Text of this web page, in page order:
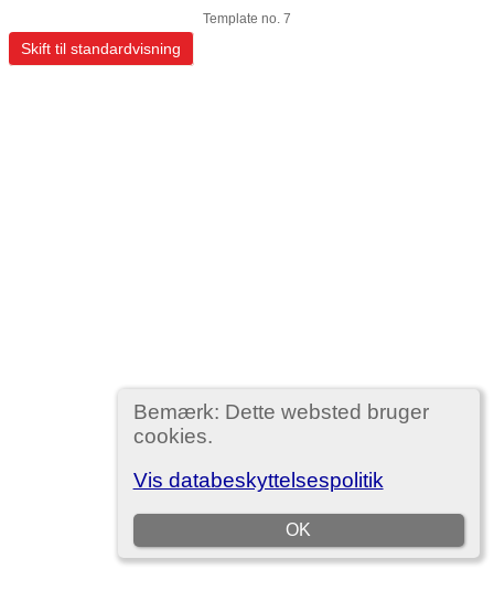
Bemærk: Dette websted bruger
cookies.
Vis databeskyttelsespolitik
OK
Template no. 7
Skift til standardvisning